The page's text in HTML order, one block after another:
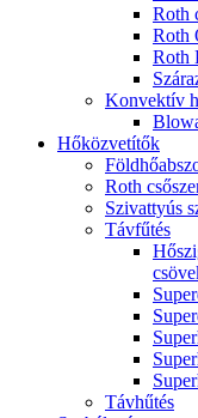
Roth
Roth
Roth
Konvektív
Hőközvetítők
Roth
Szivattyús
Távfűtés
Távhűtés